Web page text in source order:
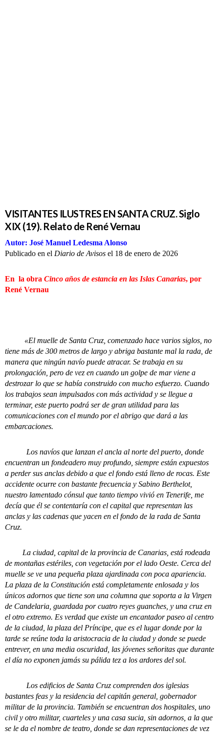
VISITANTES ILUSTRES EN SANTA CRUZ. Siglo
XIX (19). Relato de René Vernau
Autor: José Manuel Ledesma Alonso
Publicado en el Diario de Avisos el 18 de enero de 2026
En la obra Cinco años de estancia en las Islas Canarias, por
René Vernau
«El muelle de Santa Cruz, comenzado hace varios siglos, no
tiene más de 300 metros de largo y abriga bastante mal la rada, de
manera que ningún navío puede atracar. Se trabaja en su
prolongación, pero de vez en cuando un golpe de mar viene a
destrozar lo que se había construido con mucho esfuerzo. Cuando
los trabajos sean impulsados con más actividad y se llegue a
terminar, este puerto podrá ser de gran utilidad para las
comunicaciones con el mundo por el abrigo que dará a las
embarcaciones.
Los navíos que lanzan el ancla al norte del puerto, donde
encuentran un fondeadero muy profundo, siempre están expuestos
a perder sus anclas debido a que el fondo está lleno de rocas. Este
accidente ocurre con bastante frecuencia y Sabino Berthelot,
nuestro lamentado cónsul que tanto tiempo vivió en Tenerife, me
decía que él se contentaría con el capital que representan las
anclas y las cadenas que yacen en el fondo de la rada de Santa
Cruz.
La ciudad, capital de la provincia de Canarias, está rodeada
de montañas estériles, con vegetación por el lado Oeste. Cerca del
muelle se ve una pequeña plaza ajardinada con poca apariencia.
La plaza de la Constitución está completamente enlosada y los
únicos adornos que tiene son una columna que soporta a la Virgen
de Candelaria, guardada por cuatro reyes guanches, y una cruz en
el otro extremo. Es verdad que existe un encantador paseo al centro
de la ciudad, la plaza del Príncipe, que es el lugar donde por la
tarde se reúne toda la aristocracia de la ciudad y donde se puede
entrever, en una media oscuridad, las jóvenes señoritas que durante
el día no exponen jamás su pálida tez a los ardores del sol.
Los edificios de Santa Cruz comprenden dos iglesias
bastantes feas y la residencia del capitán general, gobernador
militar de la provincia. También se encuentran dos hospitales, uno
civil y otro militar, cuarteles y una casa sucia, sin adornos, a la que
se le da el nombre de teatro, donde se dan representaciones de vez